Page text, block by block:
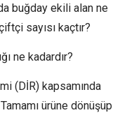
buğday ekili alan ne
sayısı kaçtır?
ne kadardır?
(DİR) kapsamında
ürüne dönüşüp